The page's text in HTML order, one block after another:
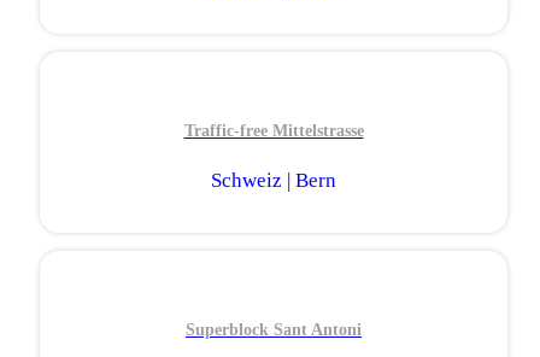
Traffic-free Mittelstrasse
Schweiz | Bern
Superblock Sant Antoni